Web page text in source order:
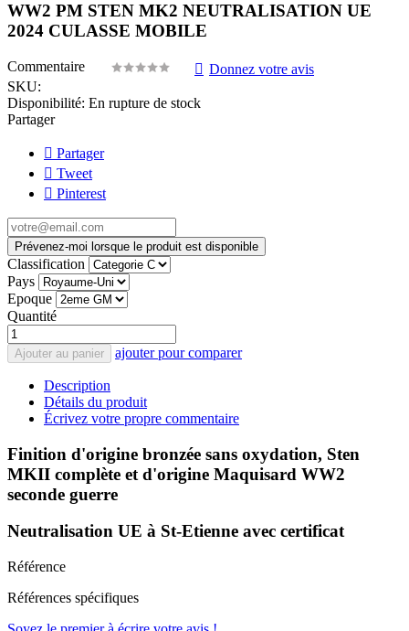
WW2 PM STEN MK2 NEUTRALISATION UE
2024 CULASSE MOBILE
Commentaire
Donnez votre avis
SKU:
Disponibilité: En rupture de stock
Partager
Partager
Tweet
Pinterest
Prévenez-moi lorsque le produit est disponible
Classification
Pays
Epoque
Quantité
Ajouter au panier ajouter pour comparer
Description
Détails du produit
Écrivez votre propre commentaire
Finition d'origine bronzée sans oxydation, Sten
MKII complète et d'origine Maquisard WW2
seconde guerre
Neutralisation UE à St-Etienne avec certificat
Référence
Références spécifiques